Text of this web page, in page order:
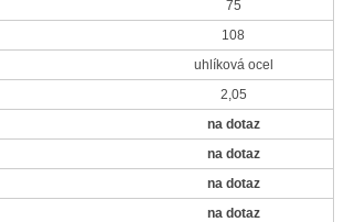
75
108
uhlíková ocel
2,05
na dotaz
na dotaz
na dotaz
na dotaz